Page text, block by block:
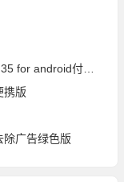
付费高级版
携版
广告绿色版